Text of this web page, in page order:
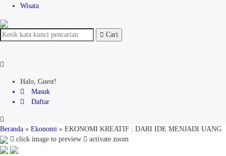
Wisata
Cari
Halo, Guest!
Masuk
Daftar
Beranda » Ekonomi » EKONOMI KREATIF : DARI IDE MENJADI UANG
click image to preview
activate zoom